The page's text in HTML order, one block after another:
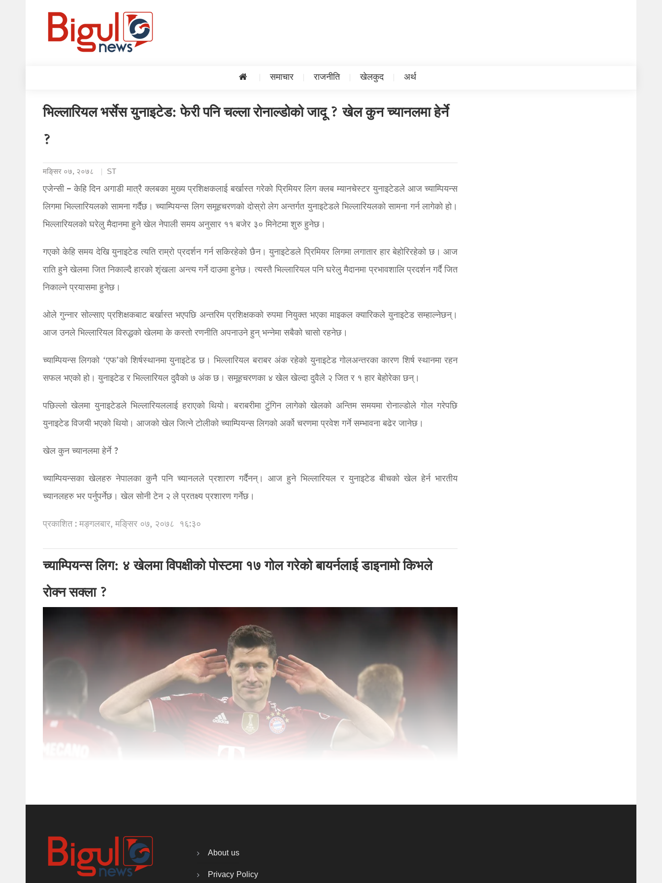
समाचार राजनीति खेलकुद अर्थ
भिल्लारियल भर्सेस युनाइटेड: फेरी पनि चल्ला रोनाल्डोको जादू ? खेल कुन च्यानलमा हेर्ने
?
मङि्सर ०७, २०७८ ST
एजेन्सी – केहि दिन अगाडी मात्रै क्लबका मुख्य प्रशिक्षकलाई बर्खास्त गरेको प्रिमियर लिग क्लब म्यानचेस्टर युनाइटेडले आज च्याम्पियन्स
लिगमा भिल्लारियलको सामना गर्दैछ। च्याम्पियन्स लिग समूहचरणको दोस्रो लेग अन्तर्गत युनाइटेडले भिल्लारियलको सामना गर्न लागेको हो।
भिल्लारियलको घरेलु मैदानमा हुने खेल नेपाली समय अनुसार ११ बजेर ३० मिनेटमा शुरु हुनेछ।
गएको केहि समय देखि युनाइटेड त्यति राम्रो प्रदर्शन गर्न सकिरहेको छैन। युनाइटेडले प्रिमियर लिगमा लगातार हार बेहोरिरहेको छ। आज
राति हुने खेलमा जित निकाल्दै हारको शृंखला अन्त्य गर्ने दाउमा हुनेछ। त्यस्तै भिल्लारियल पनि घरेलु मैदानमा प्रभावशालि प्रदर्शन गर्दै जित
निकाल्ने प्रयासमा हुनेछ।
ओले गुन्नार सोल्साए प्रशिक्षकबाट बर्खास्त भएपछि अन्तरिम प्रशिक्षकको रुपमा नियुक्त भएका माइकल क्यारिकले युनाइटेड सम्हाल्नेछन्।
आज उनले भिल्लारियल विरुद्धको खेलमा के कस्तो रणनीति अपनाउने हुन् भन्नेमा सबैको चासो रहनेछ।
च्याम्पियन्स लिगको ‘एफ’को शिर्षस्थानमा युनाइटेड छ। भिल्लारियल बराबर अंक रहेको युनाइटेड गोलअन्तरका कारण शिर्ष स्थानमा रहन
सफल भएको हो। युनाइटेड र भिल्लारियल दुवैको ७ अंक छ। समूहचरणका ४ खेल खेल्दा दुवैले २ जित र १ हार बेहोरेका छन्।
पछिल्लो खेलमा युनाइटेडले भिल्लारियललाई हराएको थियो। बराबरीमा टुंगिन लागेको खेलको अन्तिम समयमा रोनाल्डोले गोल गरेपछि
युनाइटेड विजयी भएको थियो। आजको खेल जित्ने टोलीको च्याम्पियन्स लिगको अर्को चरणमा प्रवेश गर्ने सम्भावना बढेर जानेछ।
खेल कुन च्यानलमा हेर्ने ?
च्याम्पियन्सका खेलहरु नेपालका कुनै पनि च्यानलले प्रशारण गर्दैनन्। आज हुने भिल्लारियल र युनाइटेड बीचको खेल हेर्न भारतीय
च्यानलहरु भर पर्नुपर्नेछ। खेल सोनी टेन २ ले प्रतक्ष्य प्रशारण गर्नेछ।
प्रकाशित : मङ्गलबार, मङि्सर ०७, २०७८ १६:३०
च्याम्पियन्स लिग: ४ खेलमा विपक्षीको पोस्टमा १७ गोल गरेको बायर्नलाई डाइनामो किभले
रोक्न सक्ला ?
About us
Privacy Policy